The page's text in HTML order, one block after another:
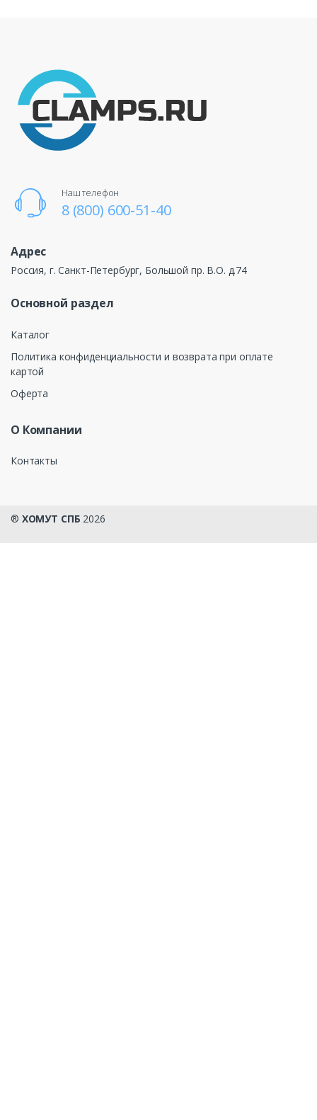
Наш телефон
8 (800) 600-51-40
Адрес
Россия, г. Санкт-Петербург, Большой пр. В.О. д.74
Основной раздел
Каталог
Политика конфиденциальности и возврата при оплате
картой
Оферта
О Компании
Контакты
® ХОМУТ СПБ 2026